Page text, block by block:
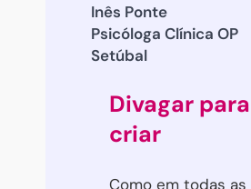
Inês Ponte
Psicóloga Clínica OP
Setúbal
Divagar para
criar
Como em todas as